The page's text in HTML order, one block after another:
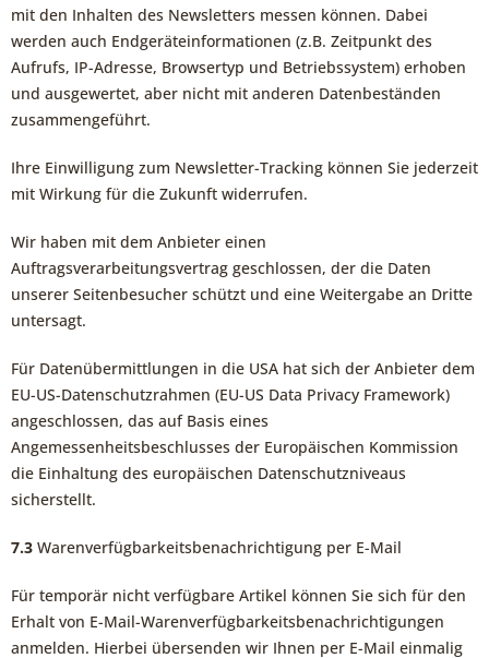
mit den Inhalten des Newsletters messen können. Dabei
werden auch Endgeräteinformationen (z.B. Zeitpunkt des
Aufrufs, IP-Adresse, Browsertyp und Betriebssystem) erhoben
und ausgewertet, aber nicht mit anderen Datenbeständen
zusammengeführt.
Ihre Einwilligung zum Newsletter-Tracking können Sie jederzeit
mit Wirkung für die Zukunft widerrufen.
Wir haben mit dem Anbieter einen
Auftragsverarbeitungsvertrag geschlossen, der die Daten
unserer Seitenbesucher schützt und eine Weitergabe an Dritte
untersagt.
Für Datenübermittlungen in die USA hat sich der Anbieter dem
EU-US-Datenschutzrahmen (EU-US Data Privacy Framework)
angeschlossen, das auf Basis eines
Angemessenheitsbeschlusses der Europäischen Kommission
die Einhaltung des europäischen Datenschutzniveaus
sicherstellt.
7.3 Warenverfügbarkeitsbenachrichtigung per E-Mail
Für temporär nicht verfügbare Artikel können Sie sich für den
Erhalt von E-Mail-Warenverfügbarkeitsbenachrichtigungen
anmelden. Hierbei übersenden wir Ihnen per E-Mail einmalig